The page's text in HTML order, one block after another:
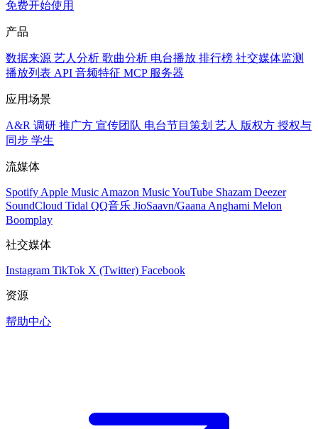
免费开始使用
产品
数据来源 艺人分析 歌曲分析 电台播放 排行榜 社交媒体监测
播放列表 API 音频特征 MCP 服务器
应用场景
A&R 调研 推广方 宣传团队 电台节目策划 艺人 版权方 授权与
同步 学生
流媒体
Spotify Apple Music Amazon MusicYouTube Shazam Deezer
SoundCloud Tidal QQ音乐 JioSaavn/Gaana Anghami Melon
Boomplay
社交媒体
Instagram TikTok X (Twitter) Facebook
资源
帮助中心